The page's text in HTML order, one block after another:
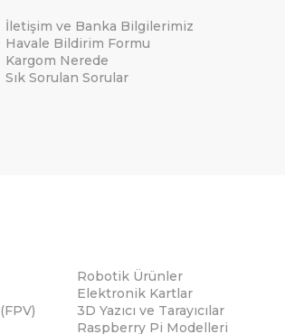
İletişim ve Banka Bilgilerimiz
Havale Bildirim Formu
Kargom Nerede
Sık Sorulan Sorular
Robotik Ürünler
Elektronik Kartlar
3D Yazıcı ve Tarayıcılar
Raspberry Pi Modelleri